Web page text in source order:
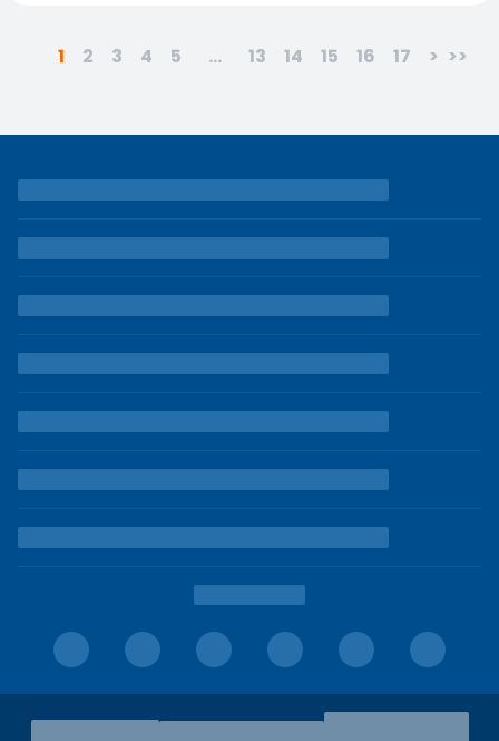
1 2 3 4 5 ... 13 14 15 16 17 > >>